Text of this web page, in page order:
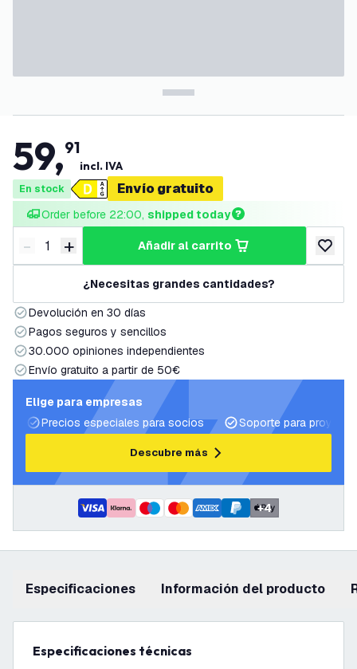
59,91
incl. IVA
En stock Envío gratuito
Order before 22:00, shipped today
Disminuir cantidad
- Aumentar cantidad
+ añadir al carrito
añadir
¿Necesitas grandes cantidades?
Devolución en 30 días
Pagos seguros y sencillos
30.000 opiniones independientes
Envío gratuito a partir de 50€
Elige para empresas
Precios especiales para socios
Soporte para
Descubre más
+4
Especificaciones información del producto
Especificaciones técnicas